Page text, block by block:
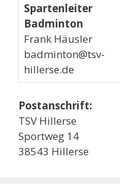
Spartenleiter
Badminton
Frank Häusler
badminton@tsv-
hillerse.de
Postanschrift:
TSV Hillerse
Sportweg 14
38543 Hillerse